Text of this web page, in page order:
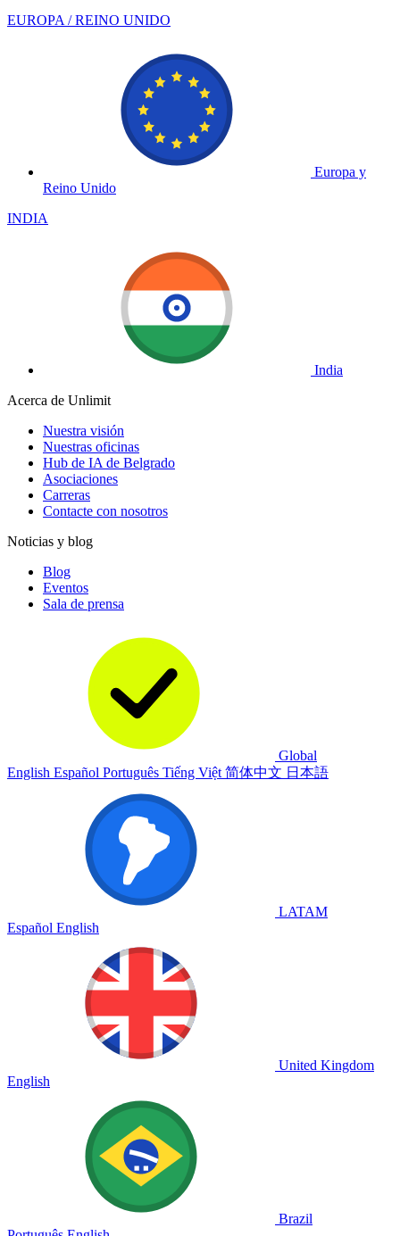
EUROPA / REINO UNIDO
Europa y
Reino Unido
INDIA
India
Acerca de Unlimit
Nuestra visión
Nuestras oficinas
Hub de IA de Belgrado
Asociaciones
Carreras
Contacte con nosotros
Noticias y blog
Blog
Eventos
Sala de prensa
Global
English Español Português Tiếng Việt 简体中文 日本語
LATAM
Español English
United Kingdom
English
Brazil